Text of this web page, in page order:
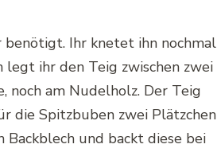
benötigt. Ihr knetet ihn nochmal
ihr den Teig zwischen zwei
am Nudelholz. Der Teig
die Spitzbuben zwei Plätzchen
Backblech und backt diese bei